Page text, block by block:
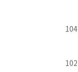
102
104